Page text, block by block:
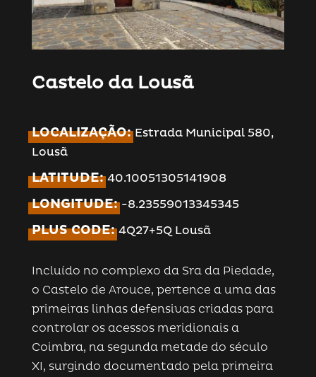
Castelo da Lousã
LOCALIZAÇÃO:Estrada Municipal 580,
Lousã
LATITUDE:40.10051305141908
LONGITUDE:-8.23559013345345
PLUS CODE:4Q27+5Q Lousã
Incluído no complexo da Sra da Piedade,
o Castelo de Arouce, pertence a uma das
primeiras linhas defensivas criadas para
controlar os acessos meridionais a
Coimbra, na segunda metade do século
XI, surgindo documentado pela primeira